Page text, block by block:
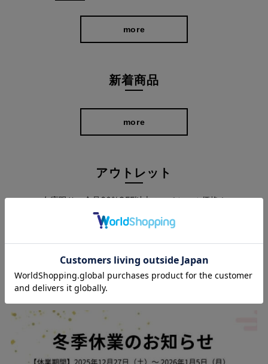
360°どこから見ても美脚を叶えるシルエット
脚の形に馴染むような細身シルエットが美脚を演出。
デザインを極力シンプルに仕上げることで、シルエットの美しさ
が際立ち優美で気品のある印象になりました。 ビジネスはもちろ
ん、あらゆるフォーマルなシーンにも対応してくれます。
more
新着商品
more
アウトレット
在庫限り、全品30%OFF以上のスペシャル価格！
スタッフブログ